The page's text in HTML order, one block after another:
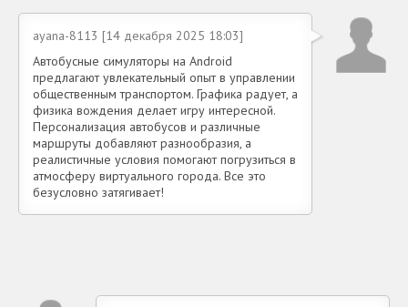
ayana-8113 [14 декабря 2025 18:03]
Автобусные симуляторы на Android
предлагают увлекательный опыт в управлении
общественным транспортом. Графика радует, а
физика вождения делает игру интересной.
Персонализация автобусов и различные
маршруты добавляют разнообразия, а
реалистичные условия помогают погрузиться в
атмосферу виртуального города. Все это
безусловно затягивает!